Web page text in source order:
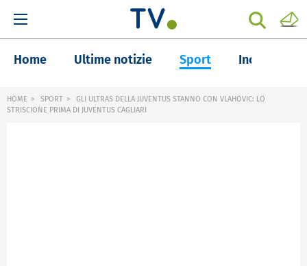
Home Ultime notizie Sport Inchieste
HOME SPORT
GLI ULTRAS DELLA JUVENTUS STANNO CON VLAHOVIC: LO
STRISCIONE PRIMA DI JUVENTUS CAGLIARI